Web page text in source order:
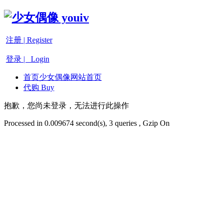
注册 | Register
登录 | Login
首页少女偶像网站首页
代购 Buy
抱歉，您尚未登录，无法进行此操作
Processed in 0.009674 second(s), 3 queries , Gzip On